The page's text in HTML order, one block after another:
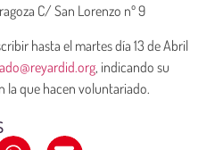
C/ San Lorenzo nº 9
hasta el martes día 13 de Abril
, indicando su
la que hacen voluntariado.